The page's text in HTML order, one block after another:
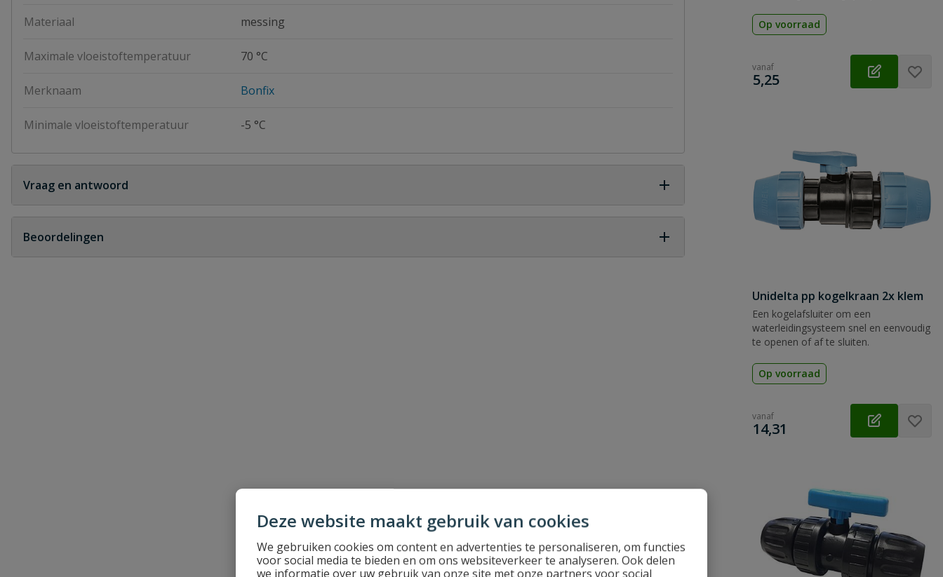
Deze website maakt gebruik van cookies
We gebruiken cookies om content en advertenties te personaliseren, om functies
voor social media te bieden en om ons websiteverkeer te analyseren. Ook delen
we informatie over uw gebruik van onze site met onze partners voor social
Materiaal messing
Maximale vloeistoftemperatuur 70 °C
Merknaam Bonfix
Minimale vloeistoftemperatuur -5 °C
Vraag en antwoord
Geen vragen
Beoordelingen
Op voorraad
vanaf
€
5,25
Unidelta pp kogelkraan 2x klem
Een kogelafsluiter om een
waterleidingsysteem snel en eenvoudig
te openen of af te sluiten.
Op voorraad
vanaf
€
14,31